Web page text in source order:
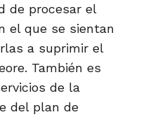
de procesar el
el que se sientan
a suprimir el
También es
de la
del plan de